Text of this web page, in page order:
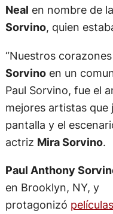
Neal en nombre de
Sorvino, quien
“Nuestros
Sorvinoen un
Paul Sorvino, fue el
mejores artistas que
pantalla y el
actriz Mira Sorvino.
Paul Anthony
en Brooklyn, NY, y
protagonizó películas